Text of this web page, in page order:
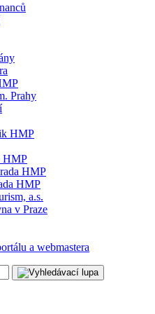
Prahy
HMP
HMP
HMP
HMP
a.s.
v Praze
a webmastera